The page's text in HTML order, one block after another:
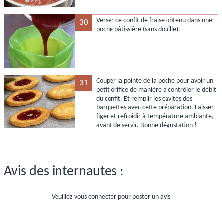
30
Verser ce confit de fraise obtenu dans une
poche pâtissière (sans douille).
31
Couper la pointe de la poche pour avoir un
petit orifice de manière à contrôler le débit
du confit. Et remplir les cavités des
barquettes avec cette préparation. Laisser
figer et refroidir à température ambiante,
avant de servir. Bonne dégustation !
Avis des internautes :
Veuillez vous connecter pour poster un avis